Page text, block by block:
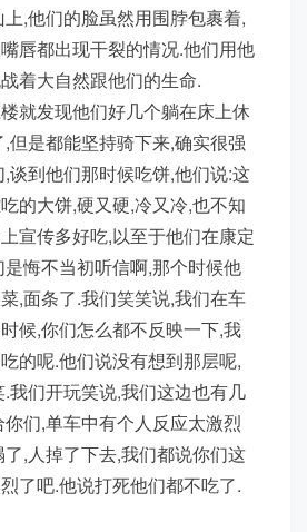
,他们的脸虽然用围脖包裹着,
唇都出现干裂的情况.他们用他
着大自然跟他们的生命.
就发现他们好几个躺在床上休
但是都能坚持骑下来,确实很强
谈到他们那时候吃饼,他们说:这
的大饼,硬又硬,冷又冷,也不知
宣传多好吃,以至于他们在康定
悔不当初听信啊,那个时候他
,面条了.我们笑笑说,我们在车
候,你们怎么都不反映一下,我
的呢.他们说没有想到那层呢,
我们开玩笑说,我们这边也有几
们,单车中有个人反应太激烈
,人掉了下去,我们都说你们这
了吧.他说打死他们都不吃了.